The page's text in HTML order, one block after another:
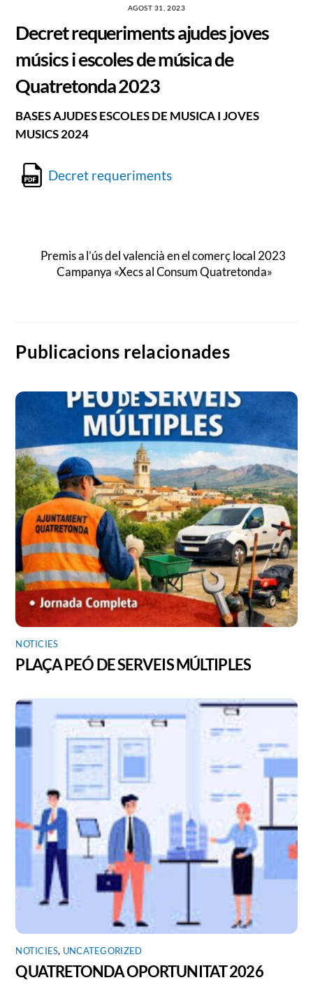
AGOST 31, 2023
Decret requeriments ajudes joves
músics i escoles de música de
Quatretonda 2023
BASES AJUDES ESCOLES DE MUSICA I JOVES
MUSICS 2024
Decret requeriments
Premis a l’ús del valencià en el comerç local 2023
Campanya «Xecs al Consum Quatretonda»
Publicacions relacionades
NOTICIES
PLAÇA PEÓ DE SERVEIS MÚLTIPLES
NOTICIES, UNCATEGORIZED
QUATRETONDA OPORTUNITAT 2026